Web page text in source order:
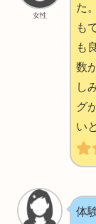
女性
た
も
も
数
し
グ
い
体